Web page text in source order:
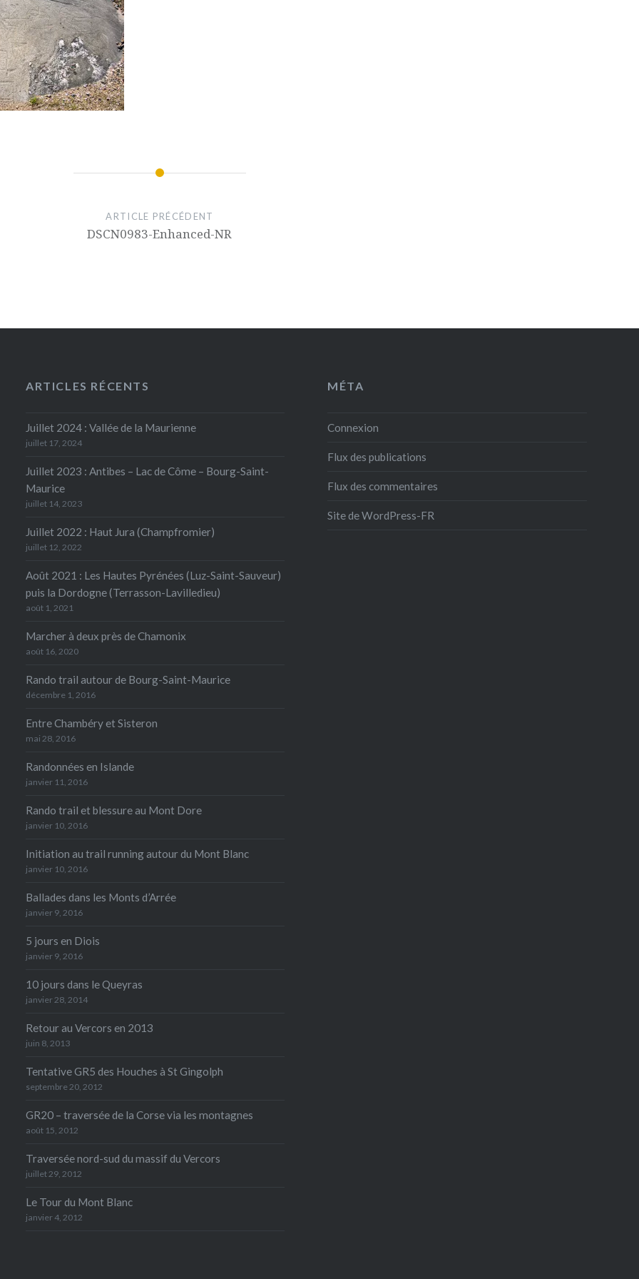
ARTICLE PRÉCÉDENT
DSCN0983-Enhanced-NR
ARTICLES RÉCENTS
Juillet 2024 : Vallée de la Maurienne
juillet 17, 2024
Juillet 2023 : Antibes – Lac de Côme – Bourg-Saint-
Maurice
juillet 14, 2023
Juillet 2022 : Haut Jura (Champfromier)
juillet 12, 2022
Août 2021 : Les Hautes Pyrénées (Luz-Saint-Sauveur)
puis la Dordogne (Terrasson-Lavilledieu)
août 1, 2021
Marcher à deux près de Chamonix
août 16, 2020
Rando trail autour de Bourg-Saint-Maurice
décembre 1, 2016
Entre Chambéry et Sisteron
mai 28, 2016
Randonnées en Islande
janvier 11, 2016
Rando trail et blessure au Mont Dore
janvier 10, 2016
Initiation au trail running autour du Mont Blanc
janvier 10, 2016
Ballades dans les Monts d’Arrée
janvier 9, 2016
5 jours en Diois
janvier 9, 2016
10 jours dans le Queyras
janvier 28, 2014
Retour au Vercors en 2013
juin 8, 2013
Tentative GR5 des Houches à St Gingolph
septembre 20, 2012
GR20 – traversée de la Corse via les montagnes
août 15, 2012
Traversée nord-sud du massif du Vercors
juillet 29, 2012
Le Tour du Mont Blanc
janvier 4, 2012
MÉTA
Connexion
Flux des publications
Flux des commentaires
Site de WordPress-FR